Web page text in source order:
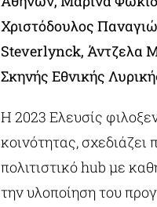
Χριστόδουλος
Steverlynck, Άντζελα
Σκηνής Εθνικής
Η 2023 Ελευσίς
κοινότητας,
πολιτιστικό hub με
την υλοποίηση του